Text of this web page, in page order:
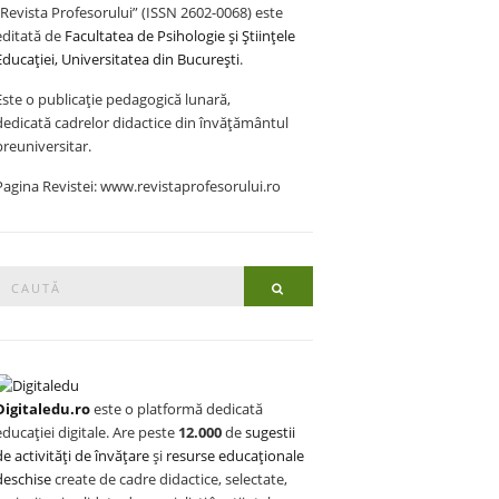
Profesorului” (ISSN 2602-0068) este
de Facultatea de Psihologie și Științele
Universitatea din București.
o publicație pedagogică lunară,
cadrelor didactice din învățământul
Revistei: www.revistaprofesorului.ro
este o platformă dedicată
digitale. Are peste 12.000desugestii
activități de învățareși resurse educaționale
create de cadre didactice, selectate,